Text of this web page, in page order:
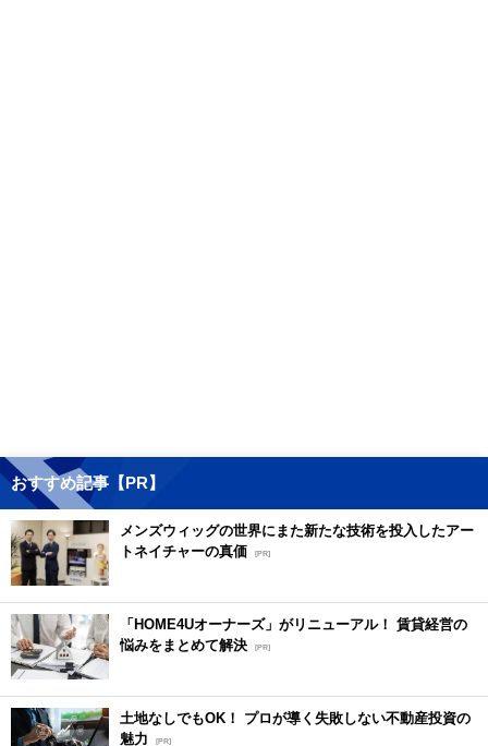
おすすめ記事【PR】
メンズウィッグの世界にまた新たな技術を投入したアー
トネイチャーの真価 [PR]
「HOME4Uオーナーズ」がリニューアル！ 賃貸経営の
悩みをまとめて解決 [PR]
土地なしでもOK！ プロが導く失敗しない不動産投資の
魅力
[PR]